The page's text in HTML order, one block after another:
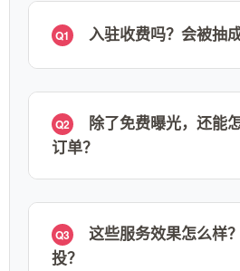
Q1 入驻收费吗？会被抽
Q2
除了免费曝光，还能
订单？
Q3
这些服务效果怎么样
投？